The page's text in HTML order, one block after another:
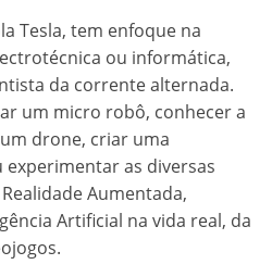
Tesla, tem enfoque na
ou informática,
da corrente alternada.
um micro robô, conhecer a
drone, criar uma
experimentar as diversas
Aumentada,
Artificial na vida real, da